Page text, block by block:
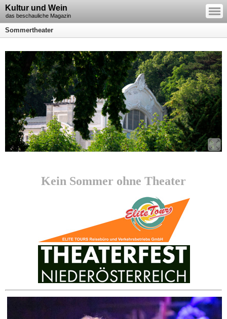
Kultur und Wein
das beschauliche Magazin
—
—
—
Sommertheater
Kein Sommer ohne Theater